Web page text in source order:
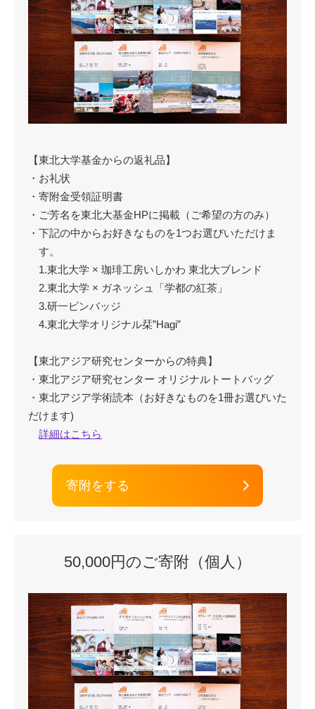
【東北大学基金からの返礼品】
・お礼状
・寄附金受領証明書
・ご芳名を東北大基金HPに掲載（ご希望の方のみ）
・下記の中からお好きなものを1つお選びいただけま
す。
1.東北大学 × 珈琲工房いしかわ 東北大ブレンド
2.東北大学 × ガネッシュ「学都の紅茶」
3.研一ピンバッジ
4.東北大学オリジナル栞”Hagi”
【東北アジア研究センターからの特典】
・東北アジア研究センター オリジナルトートバッグ
・東北アジア学術読本（お好きなものを1冊お選びいた
だけます)
詳細はこちら
寄附をする
50,000円のご寄附（個人）